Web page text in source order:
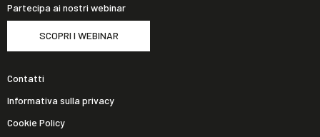
Partecipa ai nostri webinar
SCOPRI I WEBINAR
Contatti
Informativa sulla privacy
Cookie Policy